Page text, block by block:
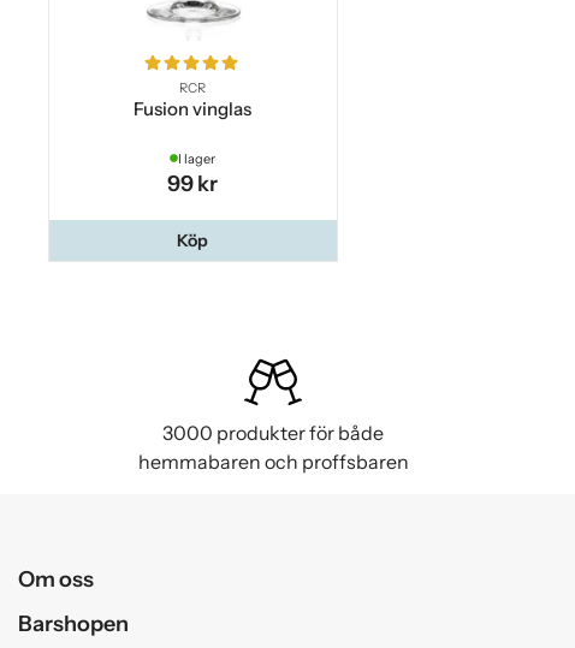
RCR
Fusion vinglas
I lager
99 kr
Köp
3000 produkter för både
hemmabaren och proffsbaren
Om oss
Barshopen